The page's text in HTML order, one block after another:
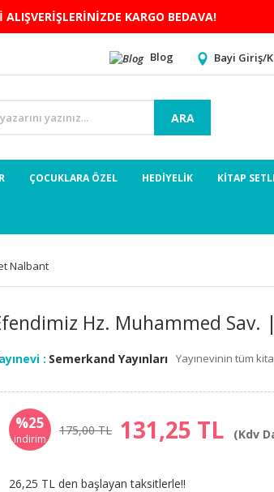
KARGO BEDAVA!
Blog Bayi Giriş/
ARA
ÇOCUKLARA ÖZEL HEDİYELİK KİTAP
Nalbant
Hz. Muhammed
: Semerkand Yayınları Yayınevinin tüm
%25
indirim
175,00 TL 131,25 TL (Kdv
26,25 TL den başlayan taksitlerle!!